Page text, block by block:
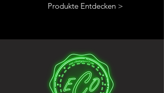
Produkte Entdecken >